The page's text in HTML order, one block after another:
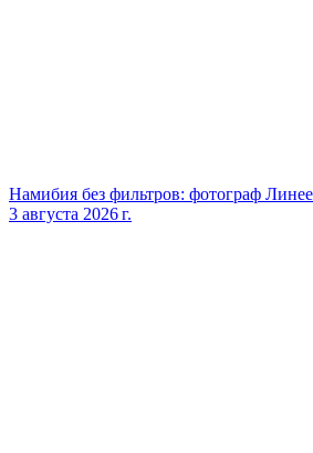
Намибия без фильтров: фотограф
3 августа 2026 г.